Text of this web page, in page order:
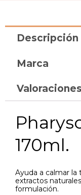
Descripción
Marca
170ml.
Ayuda a calmar la
extractos
formulación.